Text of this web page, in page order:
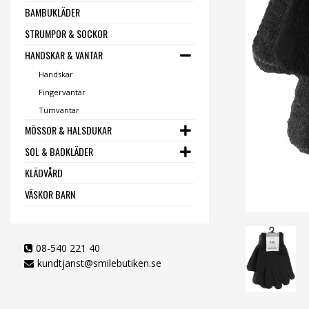
BAMBUKLÄDER
STRUMPOR & SOCKOR
HANDSKAR & VANTAR
Handskar
Fingervantar
Tumvantar
MÖSSOR & HALSDUKAR
SOL & BADKLÄDER
KLÄDVÅRD
VÄSKOR BARN
08-540 221 40
kundtjanst@smilebutiken.se